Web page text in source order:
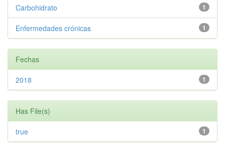
1
Carbohidrato
1
Enfermedades crónicas
Fechas
1
2018
Has File(s)
1
true